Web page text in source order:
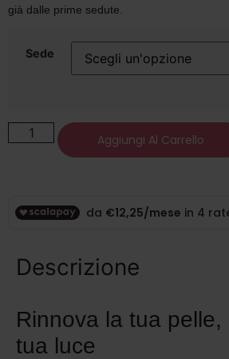
Descrizione
Rinnova la tua pelle,
tua luce
già dalle prime sedute.
Sede
Aggiungi Al Carrello